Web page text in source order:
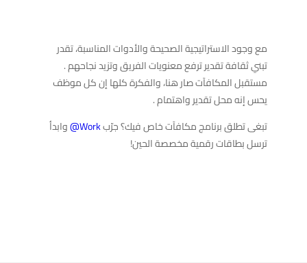
مع وجود الاستراتيجية الصحيحة والأدوات المناسبة، تقدر
تبني ثقافة تقدير ترفع معنويات الفريق وتزيد نجاحهم .
مستقبل المكافآت صار هنا، والفكرة كلها إن كل موظف
يحس إنه محل تقدير واهتمام .
تبغى تطلق برنامج مكافآت خاص فيك؟ جرّبWork
@وابدأ
ترسل بطاقات رقمية مخصصة الحين!